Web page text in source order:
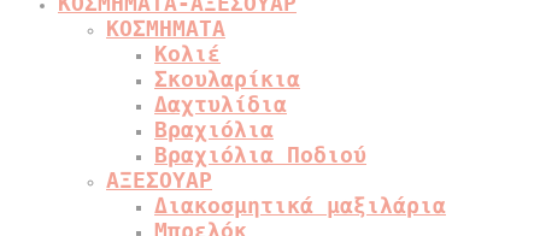
ΚΟΣΜΗΜΑΤΑ
Κολιέ
Σκουλαρίκια
Δαχτυλίδια
Βραχιόλια
Βραχιόλια Ποδιού
ΑΞΕΣΟΥΑΡ
Διακοσμητικά μαξιλάρια
Μπρελόκ